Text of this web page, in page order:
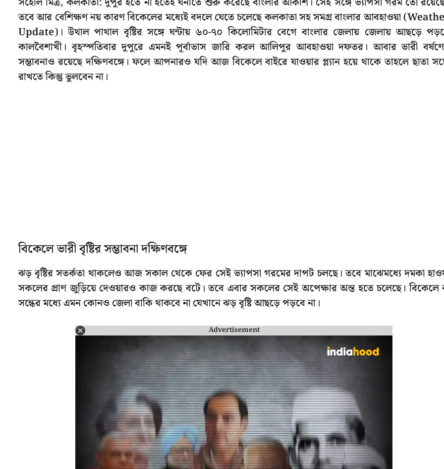
তবে আর বেশিক্ষণ নয় কারণ বিকেলের মধ্যেই বদলে যেতে চলেছে কলকাতা সহ সমগ্র বাংলার আবহাওয়া
Update)। উথাল পাথাল বৃষ্টির সঙ্গে ঘন্টায় ৬০-৭০ কিলোমিটার বেগে বাংলার জেলায় জেলায় আছড়ে
কালবৈশাখী। বৃহস্পতিবার দুপুরে এমনই পূর্বাভাস জারি করল আলিপুর আবহাওয়া দফতর। আবার ভারী
সম্ভাবনাও রয়েছে দক্ষিণবঙ্গে। ফলে আপনারও যদি আজ বিকেলে বাইরে যাওয়ার প্ল্যান হয়ে থাকে তাহলে ছাতা
রাখতে কিন্তু ভুলবেন না।
বিকেলে ভারী বৃষ্টির সম্ভাবনা দক্ষিণবঙ্গে
ঝড় বৃষ্টির সতর্কতা থাকলেও আজ সকাল থেকে ফের সেই ভ্যাপসা গরমের দাপট চলছে। তবে মাঝেমধ্যে দমকা
সকলের প্রাণ জুড়িয়ে দেওয়ারও কাজ করছে বটে। তবে এবার সকলের সেই অপেক্ষার অন্ত হতে চলেছে। বিকেলে
সন্ধের মধ্যে এমন কোনও জেলা বাকি থাকবে না যেখানে ঝড় বৃষ্টি আছড়ে পড়বে না।
Advertisement